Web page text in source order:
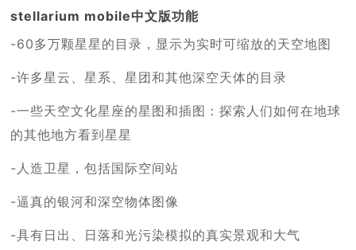
stellarium mobile中文版功能
-60多万颗星星的目录，显示为实时可缩放的天空地图
-许多星云、星系、星团和其他深空天体的目录
-一些天空文化星座的星图和插图：探索人们如何在地球
的其他地方看到星星
-人造卫星，包括国际空间站
-逼真的银河和深空物体图像
-具有日出、日落和光污染模拟的真实景观和大气